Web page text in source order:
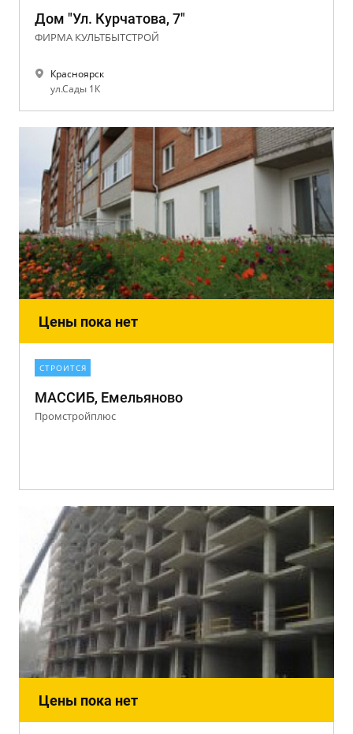
Дом "Ул. Курчатова, 7"
ФИРМА КУЛЬТБЫТСТРОЙ
Красноярск
ул.Сады 1К
Цены пока нет
СТРОИТСЯ
МАССИБ, Емельяново
Промстройплюс
Цены пока нет